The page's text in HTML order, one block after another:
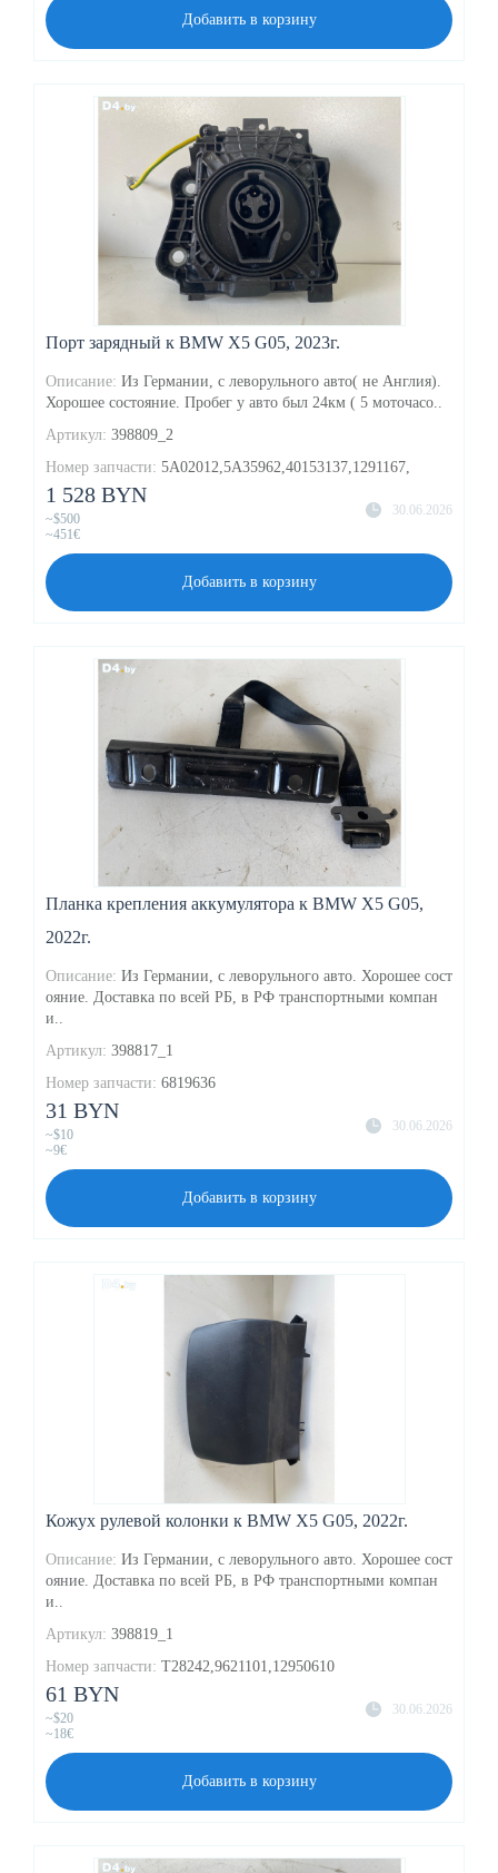
Добавить в корзину
Порт зарядный к BMW X5 G05, 2023г.
Описание: Из Германии, с леворульного авто( не Англия).
Хорошее состояние. Пробег у авто был 24км ( 5 моточасо..
Артикул: 398809_2
Номер запчасти: 5A02012,5A35962,40153137,1291167,
30.06.2026
1 528 BYN
~$500
~451€
Добавить в корзину
Планка крепления аккумулятора к BMW X5 G05,
2022г.
Описание: Из Германии, с леворульного авто. Хорошее сост
ояние. Доставка по всей РБ, в РФ транспортными компан
и..
Артикул: 398817_1
Номер запчасти: 6819636
30.06.2026
31 BYN
~$10
~9€
Добавить в корзину
Кожух рулевой колонки к BMW X5 G05, 2022г.
Описание: Из Германии, с леворульного авто. Хорошее сост
ояние. Доставка по всей РБ, в РФ транспортными компан
и..
Артикул: 398819_1
Номер запчасти: T28242,9621101,12950610
30.06.2026
61 BYN
~$20
~18€
Добавить в корзину